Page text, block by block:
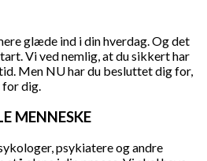
glæde ind i din hverdag. Og det
Vi ved nemlig, at du sikkert har
Men NU har du besluttet dig for,
for dig.
MENNESKE
psykiatere og andre